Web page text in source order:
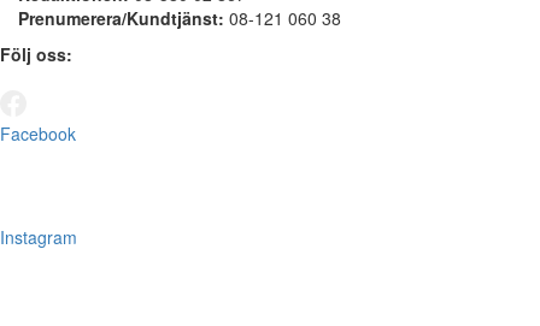
Prenumerera/Kundtjänst: 08-121 060 38
Följ oss:
Facebook
Instagram